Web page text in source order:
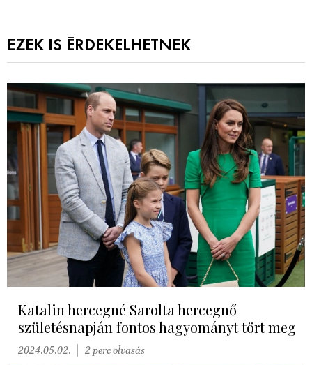
EZEK IS ÉRDEKELHETNEK
Katalin hercegné Sarolta hercegnő
születésnapján fontos hagyományt tört meg
2024.05.02. 2 perc olvasás